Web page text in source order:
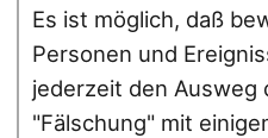
Es ist möglich, daß
Personen und
jederzeit den Ausweg
"Fälschung" mit